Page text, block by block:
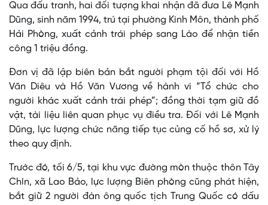
Qua đấu tranh, hai đối tượng khai nhận đã đưa Lê Mạnh
Dũng, sinh năm 1994, trú tại phường Kinh Môn, thành phố
Hải Phòng, xuất cảnh trái phép sang Lào để nhận tiền
công 1 triệu đồng.
Đơn vị đã lập biên bản bắt người phạm tội đối với Hồ
Văn Diêu và Hồ Văn Vương về hành vi “Tổ chức cho
người khác xuất cảnh trái phép”; đồng thời tạm giữ đồ
vật, tài liệu liên quan phục vụ điều tra. Đối với Lê Mạnh
Dũng, lực lượng chức năng tiếp tục củng cố hồ sơ, xử lý
theo quy định.
Trước đó, tối 6/5, tại khu vực đường mòn thuộc thôn Tây
Chín, xã Lao Bảo, lực lượng Biên phòng cũng phát hiện,
bắt giữ 2 người đàn ông quốc tịch Trung Quốc có dấu